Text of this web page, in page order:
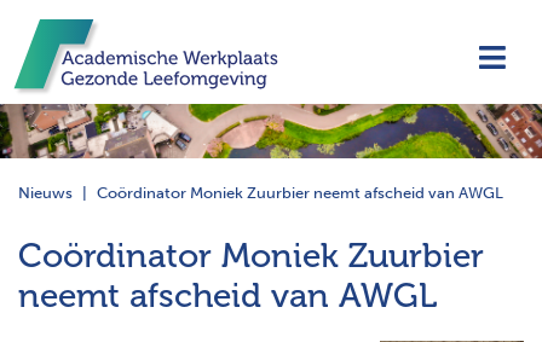
Nieuws Coördinator Moniek Zuurbier neemt afscheid van AWGL
Coördinator Moniek Zuurbier
neemt afscheid van AWGL